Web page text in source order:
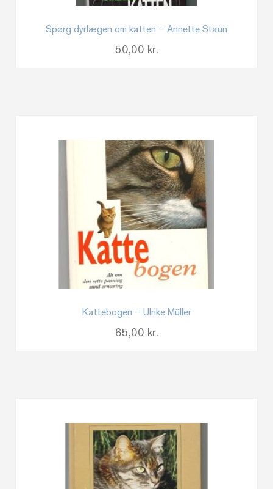
Spørg dyrlægen om katten – Annette Staun
50,00 kr.
Kattebogen – Ulrike Müller
65,00 kr.